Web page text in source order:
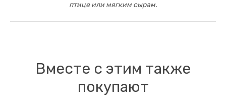
птице или мягким сырам.
Вместе с этим также
покупают